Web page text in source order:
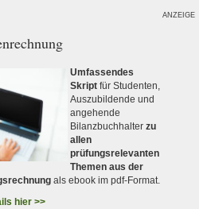
ANZEIGE
Umfassendes
Skript für Studenten,
Auszubildende und
angehende
Bilanzbuchhalter zu
allen
prüfungsrelevanten
Themen aus der
als ebook im pdf-Format.
hier >>